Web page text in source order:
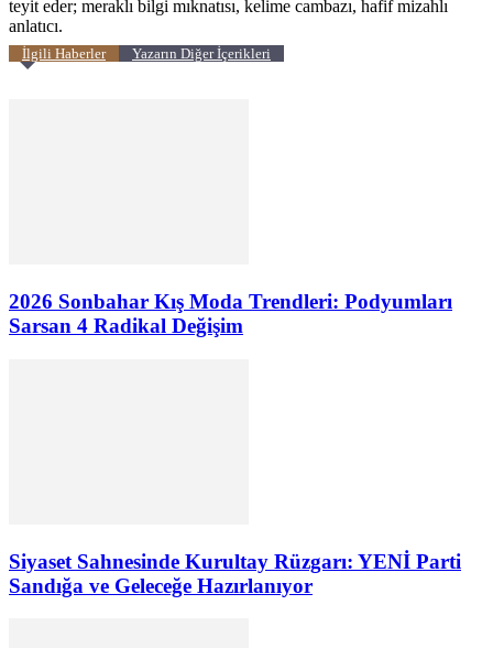
teyit eder; meraklı bilgi mıknatısı, kelime cambazı, hafif mizahlı
anlatıcı.
İlgili Haberler Yazarın Diğer İçerikleri
2026 Sonbahar Kış Moda Trendleri: Podyumları
Sarsan 4 Radikal Değişim
Siyaset Sahnesinde Kurultay Rüzgarı: YENİ Parti
Sandığa ve Geleceğe Hazırlanıyor